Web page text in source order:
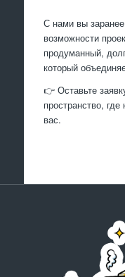
С нами вы
возможности
продуманный,
который
👉 Оставьте
пространство,
вас.